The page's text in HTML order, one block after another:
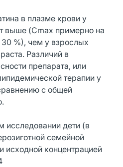
в плазме крови у
выше (Cmax примерно на
%), чем у взрослых
Различий в
препарата, или
терапии у
с общей
исследовании дети (в
семейной
исходной концентрацией